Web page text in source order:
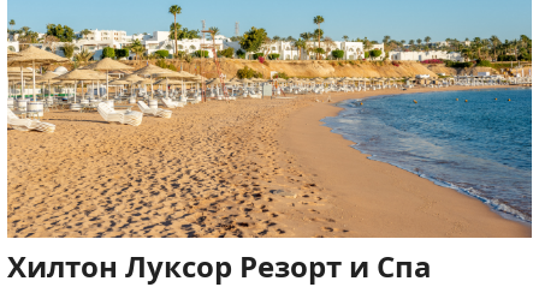
Хилтон Луксор Резорт и Спа